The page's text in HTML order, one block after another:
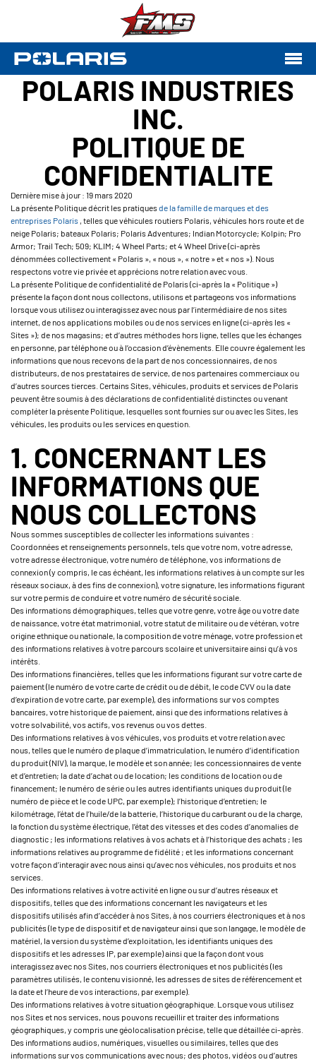
POLARIS INDUSTRIES
INC.
POLITIQUE DE
CONFIDENTIALITE
Dernière mise à jour : 19 mars 2020
La présente Politique décrit les pratiquesde la famille de marques et des
entreprises Polaris , telles que véhicules routiers Polaris, véhicules hors route et de
neige Polaris; bateaux Polaris; Polaris Adventures; Indian Motorcycle; Kolpin; Pro
Armor; Trail Tech; 509; KLIM; 4 Wheel Parts; et 4 Wheel Drive (ci-après
dénommées collectivement « Polaris », « nous », « notre » et « nos »). Nous
respectons votre vie privée et apprécions notre relation avec vous.
La présente Politique de confidentialité de Polaris (ci-après la « Politique »)
présente la façon dont nous collectons, utilisons et partageons vos informations
lorsque vous utilisez ou interagissez avec nous par l’intermédiaire de nos sites
internet, de nos applications mobiles ou de nos services en ligne (ci-après les «
Sites »); de nos magasins; et d’autres méthodes hors ligne, telles que les échanges
en personne, par téléphone ou à l’occasion d’évènements. Elle couvre également les
informations que nous recevons de la part de nos concessionnaires, de nos
distributeurs, de nos prestataires de service, de nos partenaires commerciaux ou
d’autres sources tierces. Certains Sites, véhicules, produits et services de Polaris
peuvent être soumis à des déclarations de confidentialité distinctes ou venant
compléter la présente Politique, lesquelles sont fournies sur ou avec les Sites, les
véhicules, les produits ou les services en question.
1. CONCERNANT LES
INFORMATIONS QUE
NOUS COLLECTONS
Nous sommes susceptibles de collecter les informations suivantes :
Coordonnées et renseignements personnels, tels que votre nom, votre adresse,
votre adresse électronique, votre numéro de téléphone, vos informations de
connexion (y compris, le cas échéant, les informations relatives à un compte sur les
réseaux sociaux, à des fins de connexion), votre signature, les informations figurant
sur votre permis de conduire et votre numéro de sécurité sociale.
Des informations démographiques, telles que votre genre, votre âge ou votre date
de naissance, votre état matrimonial, votre statut de militaire ou de vétéran, votre
origine ethnique ou nationale, la composition de votre ménage, votre profession et
des informations relatives à votre parcours scolaire et universitaire ainsi qu’à vos
intérêts.
Des informations financières, telles que les informations figurant sur votre carte de
paiement (le numéro de votre carte de crédit ou de débit, le code CVV ou la date
d’expiration de votre carte, par exemple), des informations sur vos comptes
bancaires, votre historique de paiement, ainsi que des informations relatives à
votre solvabilité, vos actifs, vos revenus ou vos dettes.
Des informations relatives à vos véhicules, vos produits et votre relation avec
nous, telles que le numéro de plaque d’immatriculation, le numéro d’identification
du produit (NIV), la marque, le modèle et son année; les concessionnaires de vente
et d’entretien; la date d’achat ou de location; les conditions de location ou de
financement; le numéro de série ou les autres identifiants uniques du produit (le
numéro de pièce et le code UPC, par exemple); l’historique d’entretien; le
kilométrage, l’état de l’huile/de la batterie, l’historique du carburant ou de la charge,
la fonction du système électrique, l’état des vitesses et des codes d’anomalies de
diagnostic ; les informations relatives à vos achats et à l’historique des achats ; les
informations relatives au programme de fidélité ; et les informations concernant
votre façon d’interagir avec nous ainsi qu’avec nos véhicules, nos produits et nos
services.
Des informations relatives à votre activité en ligne ou sur d’autres réseaux et
dispositifs, telles que des informations concernant les navigateurs et les
dispositifs utilisés afin d’accéder à nos Sites, à nos courriers électroniques et à nos
publicités (le type de dispositif et de navigateur ainsi que son langage, le modèle de
matériel, la version du système d’exploitation, les identifiants uniques des
dispositifs et les adresses IP, par exemple) ainsi que la façon dont vous
interagissez avec nos Sites, nos courriers électroniques et nos publicités (les
paramètres utilisés, le contenu visionné, les adresses de sites de référencement et
la date et l’heure de vos interactions, par exemple).
Des informations relatives à votre situation géographique. Lorsque vous utilisez
nos Sites et nos services, nous pouvons recueillir et traiter des informations
géographiques, y compris une géolocalisation précise, telle que détaillée ci-après.
Des informations audios, numériques, visuelles ou similaires, telles que des
informations sur vos communications avec nous; des photos, vidéos ou d’autres